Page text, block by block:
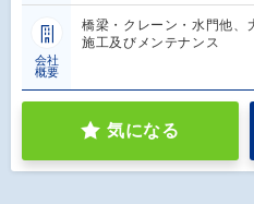
会社
概要
橋梁・クレーン・水門他、
施工及びメンテナンス
気になる